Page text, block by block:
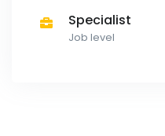
Specialist
Job level